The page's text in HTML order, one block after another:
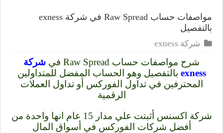
مواصفات حساب Raw Spread في شركة exness
بالتفصيل
شركة exness
شرح مواصفات حساب Raw Spread في
شركة
exness بالتفصيل وهو الحساب المفضل للمتداولين
المحترفين في تداول الفوركس أو تداول العملات
الرقمية
شركة اكسنس أثبتت علي مدار 15 عام انها واحدة من
أفضل شركات الفوركس في أسواق المال